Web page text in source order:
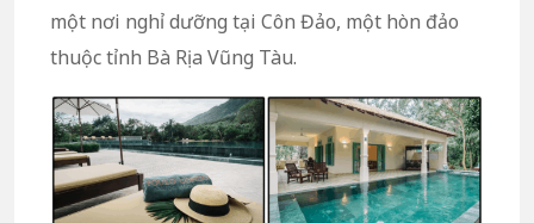
một nơi nghỉ dưỡng tại Côn Đảo, một hòn đảo
thuộc tỉnh Bà Rịa Vũng Tàu.